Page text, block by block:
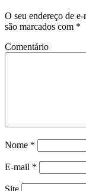
O seu endereço de
são marcados com *
Comentário
Nome *
E-mail *
Site